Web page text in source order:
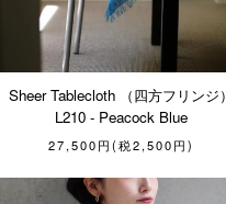
Sheer Tablecloth （四方フリンジ）
L210 - Peacock Blue
27,500円(税2,500円)